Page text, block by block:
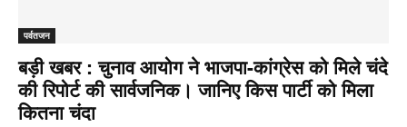
पर्वतजन
बड़ी खबर : चुनाव आयोग ने भाजपा-कांग्रेस को मिले चंदे
की रिपोर्ट की सार्वजनिक। जानिए किस पार्टी को मिला
कितना चंदा